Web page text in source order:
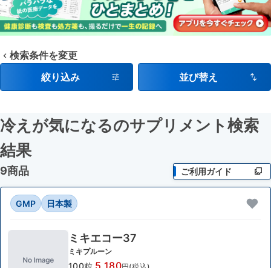
検索条件を変更
絞り込み
並び替え
冷えが気になるのサプリメント検索
結果
9商品 ご利用ガイド
GMP 日本製
ミキエコー37
ミキプルーン